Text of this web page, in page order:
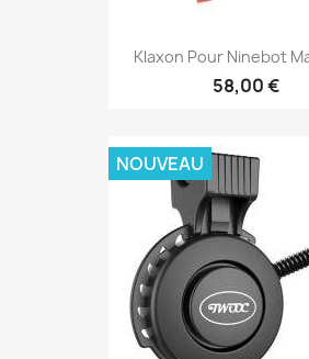
Klaxon Pour Ninebot
58,00 €
NOUVEAU